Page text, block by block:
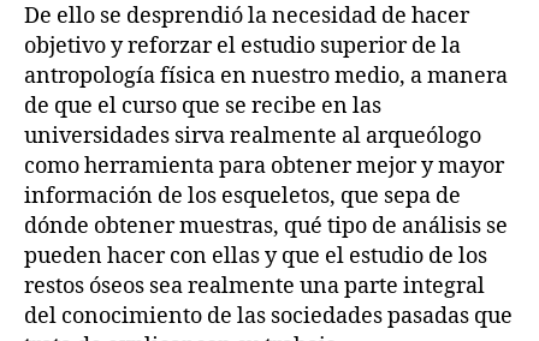
De ello se desprendió la necesidad de hacer
objetivo y reforzar el estudio superior de la
antropología física en nuestro medio, a manera
de que el curso que se recibe en las
universidades sirva realmente al arqueólogo
como herramienta para obtener mejor y mayor
información de los esqueletos, que sepa de
dónde obtener muestras, qué tipo de análisis se
pueden hacer con ellas y que el estudio de los
restos óseos sea realmente una parte integral
del conocimiento de las sociedades pasadas que